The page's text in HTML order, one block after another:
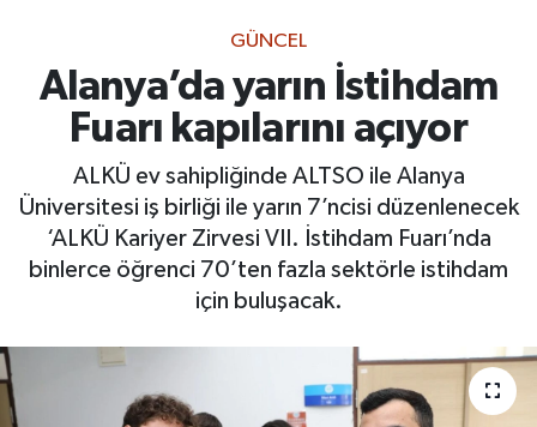
GÜNCEL
Alanya’da yarın İstihdam
Fuarı kapılarını açıyor
ALKÜ ev sahipliğinde ALTSO ile Alanya
Üniversitesi iş birliği ile yarın 7’ncisi düzenlenecek
‘ALKÜ Kariyer Zirvesi VII. İstihdam Fuarı’nda
binlerce öğrenci 70’ten fazla sektörle istihdam
için buluşacak.
Diğer
Dünya
Ekonomi
Gizlilik İlkeleri - Privacy Policy
Haber Arşivi